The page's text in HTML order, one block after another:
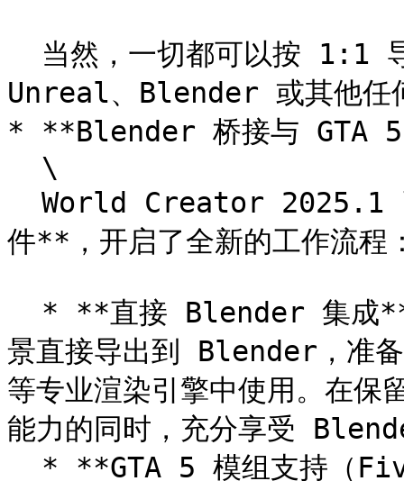
Unreal、Blender 或其他任
* **Blender 桥接与 GTA
件**，开启了全新的工作流程
景直接导出到 Blender，准
等专业渲染引擎中使用。在
能力的同时，充分享受